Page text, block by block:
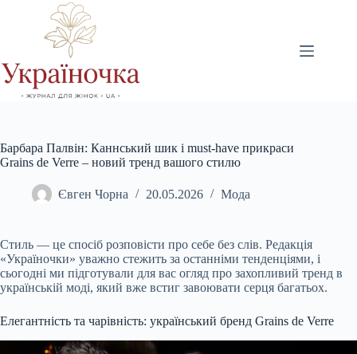
Барбара Палвін: Каннський шик і must-have прикраси
Grains de Verre – новий тренд вашого стилю
Євген Чорна 20.05.2026 Мода
Стиль — це спосіб розповісти про себе без слів. Редакція
«Україночки» уважно стежить за останніми тенденціями, і
сьогодні ми підготували для вас огляд про захопливий тренд в
українській моді, який вже встиг завоювати серця багатьох.
Елегантність та чарівність: український бренд Grains de Verre